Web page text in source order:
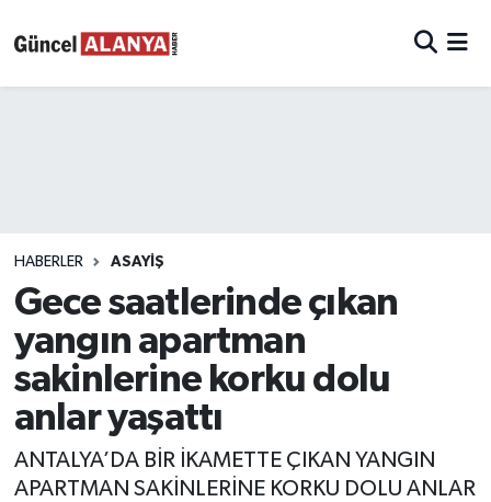
HABERLER ASAYIŞ
Gece saatlerinde çıkan
yangın apartman
sakinlerine korku dolu
anlar yaşattı
ANTALYA’DA BİR İKAMETTE ÇIKAN YANGIN
APARTMAN SAKİNLERİNE KORKU DOLU ANLAR